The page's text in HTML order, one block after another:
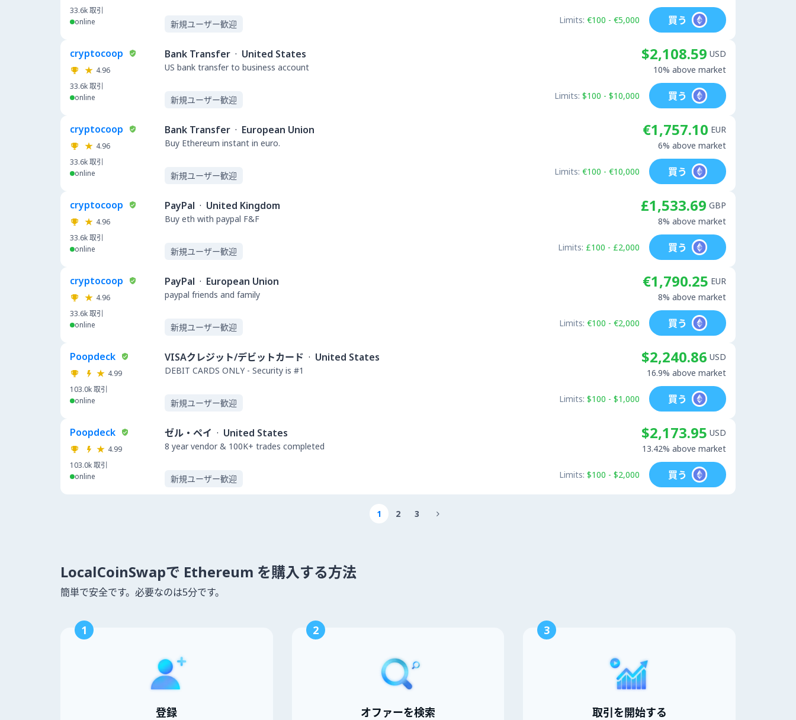
33.6k取引
online
新規ユーザー歓迎 Limits: €100 - €5,000 買う
cryptocoop
4.96
33.6k取引
online
Bank Transfer · United States
US bank transfer to business account
新規ユーザー歓迎
$2,108.59 USD
10% above market
Limits: $100 - $10,000 買う
cryptocoop
4.96
33.6k取引
online
Bank Transfer · European Union
Buy Ethereum instant in euro.
新規ユーザー歓迎
€1,757.10 EUR
6% above market
Limits: €100 - €10,000 買う
cryptocoop
4.96
33.6k取引
online
PayPal · United Kingdom
Buy eth with paypal F&F
新規ユーザー歓迎
£1,533.69 GBP
8% above market
Limits: £100 - £2,000 買う
cryptocoop
4.96
33.6k取引
online
PayPal · European Union
paypal friends and family
新規ユーザー歓迎
€1,790.25 EUR
8% above market
Limits: €100 - €2,000 買う
Poopdeck
4.99
103.0k取引
online
VISAクレジット/デビットカード · United States
DEBIT CARDS ONLY - Security is #1
新規ユーザー歓迎
$2,240.86 USD
16.9% above market
Limits: $100 - $1,000 買う
Poopdeck
4.99
103.0k取引
online
ゼル・ペイ · United States
8 year vendor & 100K+ trades completed
新規ユーザー歓迎
$2,173.95 USD
13.42% above market
Limits: $100 - $2,000 買う
1 2 3 
LocalCoinSwapで Ethereum を購入する方法
簡単で安全です。必要なのは5分です。
1
登録
2
オファーを検索
3
取引を開始する